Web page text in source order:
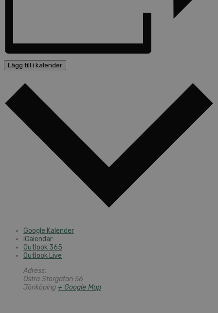
Lägg till i kalender
Google Kalender
iCalendar
Outlook 365
Outlook Live
Adress:
Östra Storgatan 56
Jönköping + Google Map